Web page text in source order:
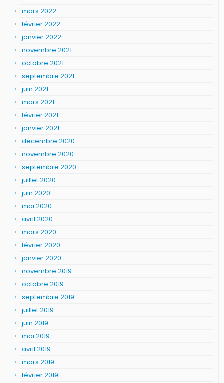
mars 2022
février 2022
janvier 2022
novembre 2021
octobre 2021
septembre 2021
juin 2021
mars 2021
février 2021
janvier 2021
décembre 2020
novembre 2020
septembre 2020
juillet 2020
juin 2020
mai 2020
avril 2020
mars 2020
février 2020
janvier 2020
novembre 2019
octobre 2019
septembre 2019
juillet 2019
juin 2019
mai 2019
avril 2019
mars 2019
février 2019